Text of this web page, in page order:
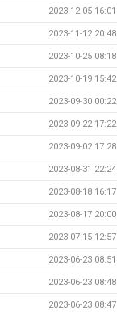
2023-12-05 16:01
2023-11-12 20:48
2023-10-25 08:18
2023-10-19 15:42
2023-09-30 00:22
2023-09-22 17:22
2023-09-02 17:28
2023-08-31 22:24
2023-08-18 16:17
2023-08-17 20:00
2023-07-15 12:57
2023-06-23 08:51
2023-06-23 08:48
2023-06-23 08:47